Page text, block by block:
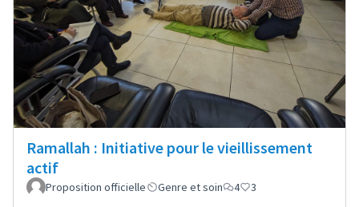
Ramallah : Initiative pour le vieillissement
actif
Proposition officielle Genre et soin 4 3